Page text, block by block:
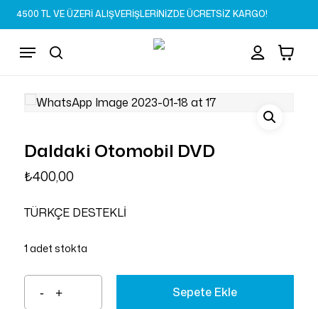
Skip
to
content
4500 TL VE ÜZERİ ALIŞVERİŞLERİNİZDE ÜCRETSİZ KARGO!
search
Menu Sepet Close
Cart
Daldaki Otomobil DVD
₺400,00
TÜRKÇE DESTEKLİ
1 adet stokta
Sepete Ekle
“Daldaki Otomobil
DVD” için yorum yapan
Değerlendirme yazabilmek için